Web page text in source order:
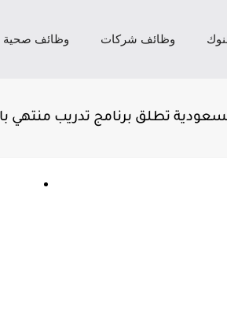
وظائف شركات وظائف صحية
تطلق برنامج تدريب